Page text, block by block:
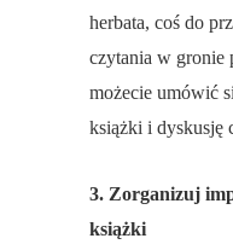
herbata, coś do
czytania w gronie
możecie umówić
książki i dyskusję
3. Zorganizuj
książki